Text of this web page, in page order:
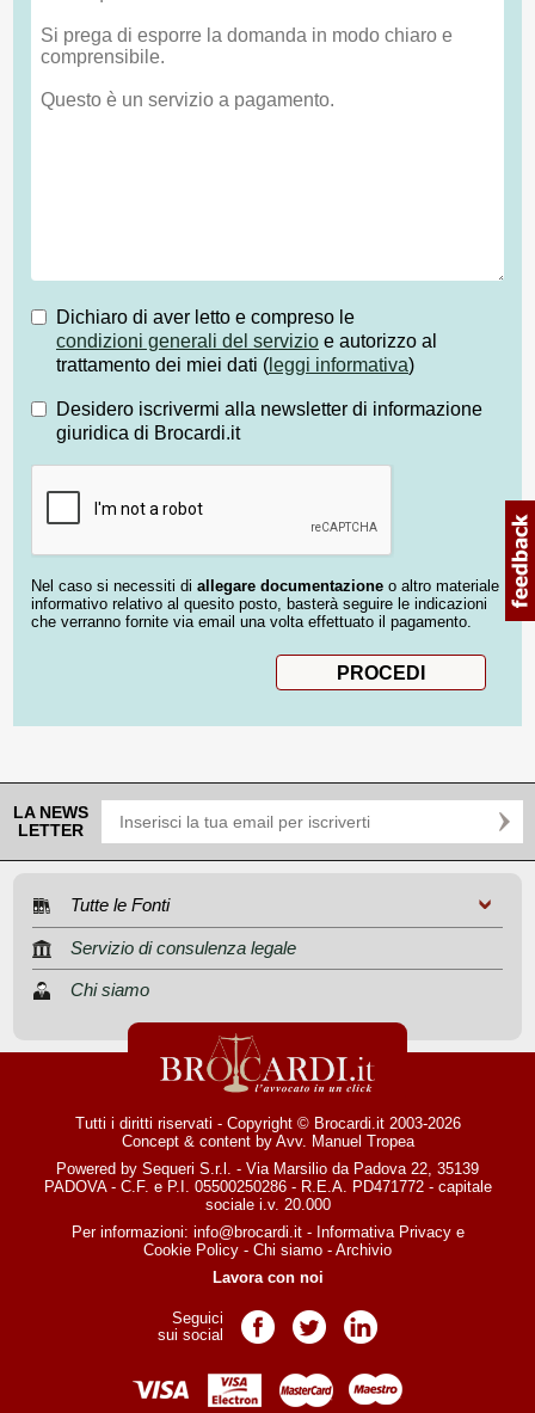
Dichiaro di aver letto e compreso le
condizioni generali del servizio e autorizzo al
trattamento dei miei dati ( leggi informativa)
Desidero iscrivermi alla newsletter di informazione
giuridica di Brocardi.it
Nel caso si necessiti di allegare documentazione o altro materiale
informativo relativo al quesito posto, basterà seguire le indicazioni
che verranno fornite via email una volta effettuato il pagamento.
LA NEWS
LETTER
Tutte le Fonti
Servizio di consulenza legale
Chi siamo
Tutti i diritti riservati - Copyright © Brocardi.it 2003-2026
Concept & content by Avv. Manuel Tropea
Powered by Sequeri S.r.l. - Via Marsilio da Padova 22, 35139
PADOVA - C.F. e P.I. 05500250286 - R.E.A. PD471772 - capitale
sociale i.v. 20.000
Per informazioni: info@brocardi.it- Informativa Privacye
Cookie Policy - Chi siamo - Archivio
Lavora con noi
Seguici
sui social
Pagina Facebook
Pagina TwitterPagina LinkedIn